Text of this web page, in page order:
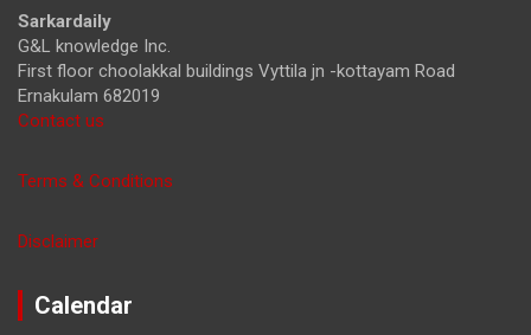
Sarkardaily
G&L knowledge Inc.
First floor choolakkal buildings Vyttila jn -kottayam Road
Ernakulam 682019
Contact us
Terms & Conditions
Disclaimer
Calendar